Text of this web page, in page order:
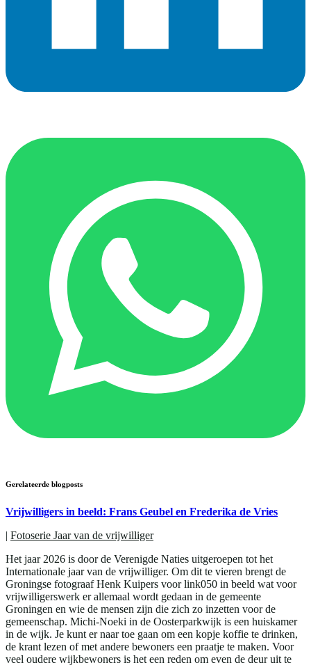
Gerelateerde blogposts
Vrijwilligers in beeld: Frans Geubel en Frederika de Vries
| Fotoserie Jaar van de vrijwilliger
Het jaar 2026 is door de Verenigde Naties uitgeroepen tot het
Internationale jaar van de vrijwilliger. Om dit te vieren brengt de
Groningse fotograaf Henk Kuipers voor link050 in beeld wat voor
vrijwilligerswerk er allemaal wordt gedaan in de gemeente
Groningen en wie de mensen zijn die zich zo inzetten voor de
gemeenschap. Michi-Noeki in de Oosterparkwijk is een huiskamer
in de wijk. Je kunt er naar toe gaan om een kopje koffie te drinken,
de krant lezen of met andere bewoners een praatje te maken. Voor
veel oudere wijkbewoners is het een reden om even de deur uit te